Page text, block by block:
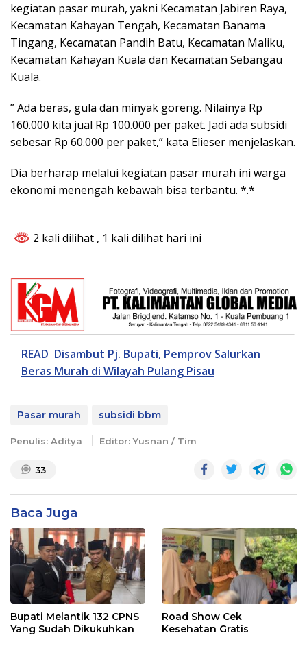
kegiatan pasar murah, yakni Kecamatan Jabiren Raya,
Kecamatan Kahayan Tengah, Kecamatan Banama
Tingang, Kecamatan Pandih Batu, Kecamatan Maliku,
Kecamatan Kahayan Kuala dan Kecamatan Sebangau
Kuala.
” Ada beras, gula dan minyak goreng. Nilainya Rp
160.000 kita jual Rp 100.000 per paket. Jadi ada subsidi
sebesar Rp 60.000 per paket,” kata Elieser menjelaskan.
Dia berharap melalui kegiatan pasar murah ini warga
ekonomi menengah kebawah bisa terbantu. *.*
2 kali dilihat , 1 kali dilihat hari ini
READ Disambut Pj. Bupati, Pemprov Salurkan
Beras Murah di Wilayah Pulang Pisau
Pasar murah subsidi bbm
Penulis: Aditya Editor: Yusnan / Tim
33
Baca Juga
Bupati Melantik 132 CPNS
Yang Sudah Dikukuhkan
Road Show Cek
Kesehatan Gratis